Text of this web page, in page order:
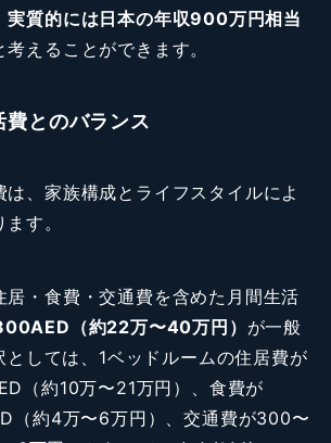
実質的には日本の年収900万円相当
考えることができます。
とのバランス
は、家族構成とライフスタイルによ
す。
居・食費・交通費を含めた月間生活
（約22万〜40万円） が一般
しては、1ベッドルームの住居費が
（約10万〜21万円）、食費が
（約4万〜6万円）、交通費が300〜